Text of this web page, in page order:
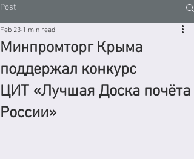
Post
Минпромторг Крыма
поддержал конкурс
ЦИТ «Лучшая Доска почёта
России»
Feb 23 1 min read